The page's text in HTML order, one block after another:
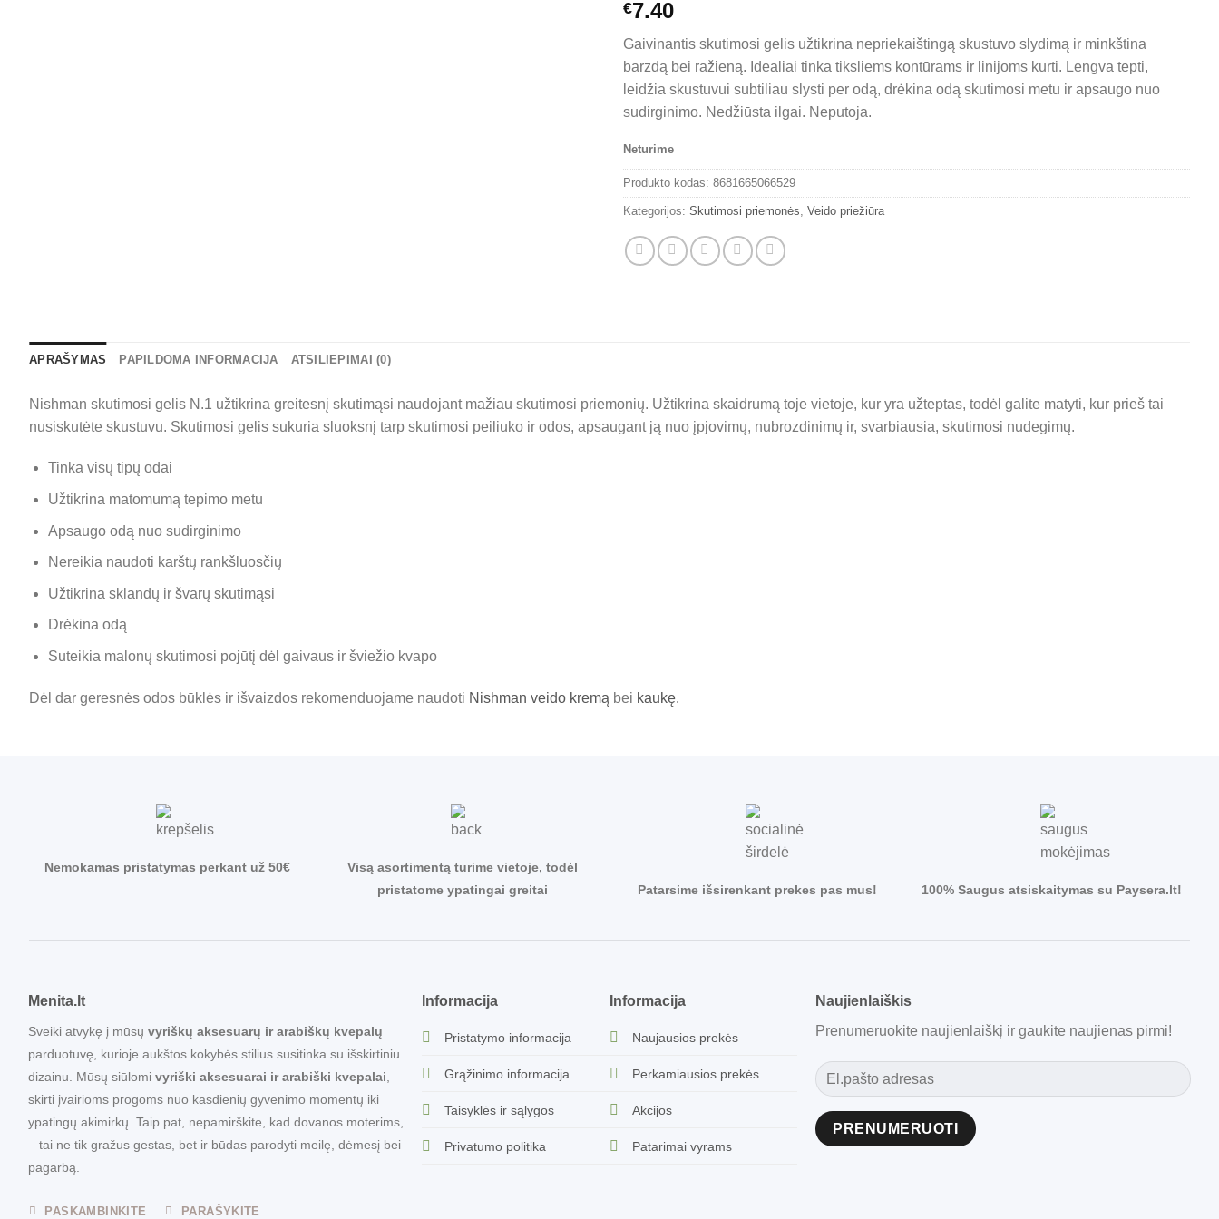
€7.40
Gaivinantis skutimosi gelis užtikrina nepriekaištingą skustuvo slydimą ir minkština
barzdą bei ražieną. Idealiai tinka tiksliems kontūrams ir linijoms kurti. Lengva tepti,
leidžia skustuvui subtiliau slysti per odą, drėkina odą skutimosi metu ir apsaugo nuo
sudirginimo. Nedžiūsta ilgai. Neputoja.
Neturime
Produkto kodas: 8681665066529
Kategorijos: Skutimosi priemonės Veido priežiūra
APRAŠYMAS PAPILDOMA INFORMACIJA ATSILIEPIMAI (0)
Nishman skutimosi gelis N.1 užtikrina greitesnį skutimąsi naudojant mažiau skutimosi priemonių. Užtikrina skaidrumą toje vietoje, kur yra užteptas, todėl galite matyti, kur prieš tai
nusiskutėte skustuvu. Skutimosi gelis sukuria sluoksnį tarp skutimosi peiliuko ir odos, apsaugant ją nuo įpjovimų, nubrozdinimų ir, svarbiausia, skutimosi nudegimų.
Tinka visų tipų odai
Užtikrina matomumą tepimo metu
Apsaugo odą nuo sudirginimo
Nereikia naudoti karštų rankšluosčių
Užtikrina sklandų ir švarų skutimąsi
Drėkina odą
Suteikia malonų skutimosi pojūtį dėl gaivaus ir šviežio kvapo
Dėl dar geresnės odos būklės ir išvaizdos rekomenduojame naudoti Nishman veido kremą bei kaukę.
Nemokamas pristatymas perkant už 50€
Visą asortimentą turime vietoje, todėl
pristatome ypatingai greitai
Patarsime išsirenkant prekes pas mus! 100% Saugus atsiskaitymas su Paysera.lt!
Menita.lt
Sveiki atvykę į mūsų vyriškų aksesuarų ir arabiškų kvepalų
parduotuvę, kurioje aukštos kokybės stilius susitinka su išskirtiniu
dizainu. Mūsų siūlomi vyriški aksesuarai ir arabiški kvepalai,
skirti įvairioms progoms nuo kasdienių gyvenimo momentų iki
ypatingų akimirkų. Taip pat, nepamirškite, kad dovanos moterims,
– tai ne tik gražus gestas, bet ir būdas parodyti meilę, dėmesį bei
pagarbą.
PASKAMBINKITE PARAŠYKITE
Informacija
Pristatymo informacija
Grąžinimo informacija
Taisyklės ir sąlygos
Privatumo politika
Informacija
Naujausios prekės
Perkamiausios prekės
Akcijos
Patarimai vyrams
Naujienlaiškis
Prenumeruokite naujienlaiškį ir gaukite naujienas pirmi!